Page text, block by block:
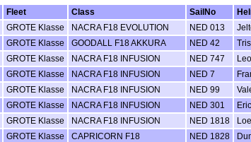
Fleet Class SailNo
GROTE Klasse NACRA F18 EVOLUTION NED 013
GROTE Klasse GOODALL F18 AKKURA NED 42
GROTE Klasse NACRA F18 INFUSION NED 747
GROTE Klasse NACRA F18 INFUSION NED 7
GROTE Klasse NACRA F18 INFUSION NED 99
GROTE Klasse NACRA F18 INFUSION NED 301
GROTE Klasse NACRA F18 INFUSION NED 1818
GROTE Klasse CAPRICORN F18 NED 1828